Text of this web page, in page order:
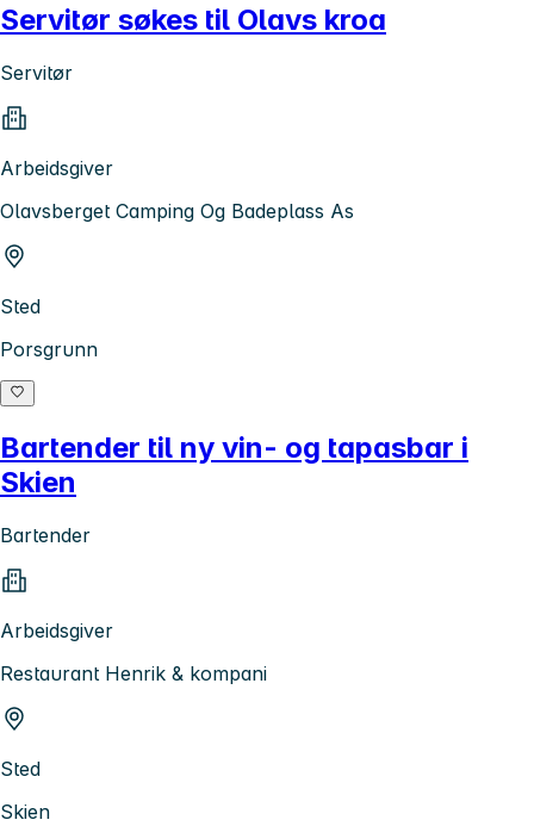
Servitør søkes til Olavs kroa
Servitør
Arbeidsgiver
Olavsberget Camping Og Badeplass As
Sted
Porsgrunn
Bartender til ny vin- og tapasbar i
Skien
Bartender
Arbeidsgiver
Restaurant Henrik & kompani
Sted
Skien